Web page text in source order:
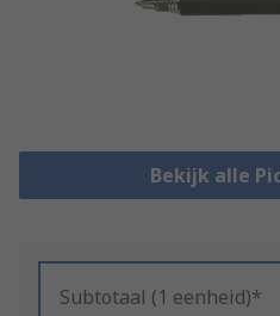
Bekijk alle
Subtotaal (1 eenheid)*